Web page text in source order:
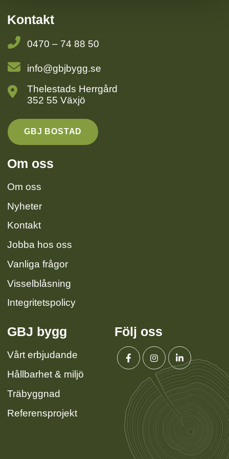
Kontakt
0470 – 74 88 50
info@gbjbygg.se
Thelestads Herrgård
352 55 Växjö
GBJ BOSTAD
Om oss
Om oss
Nyheter
Kontakt
Jobba hos oss
Vanliga frågor
Visselblåsning
Integritetspolicy
GBJ bygg
Vårt erbjudande
Hållbarhet & miljö
Träbyggnad
Referensprojekt
Följ oss
FacebookInstagramLinkedin